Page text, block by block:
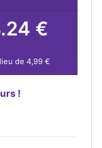
€
de 4,99 €
!